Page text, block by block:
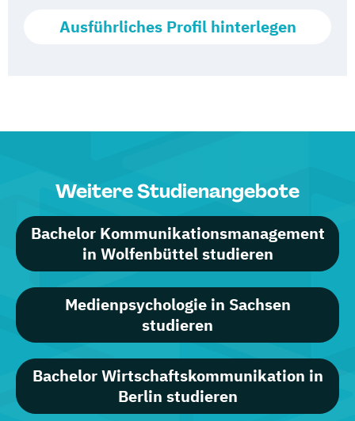
Ausführliches Profil hinterlegen
Weitere Studienangebote
Bachelor Kommunikationsmanagement
in Wolfenbüttel studieren
Medienpsychologie in Sachsen
studieren
Bachelor Wirtschaftskommunikation in
Berlin studieren